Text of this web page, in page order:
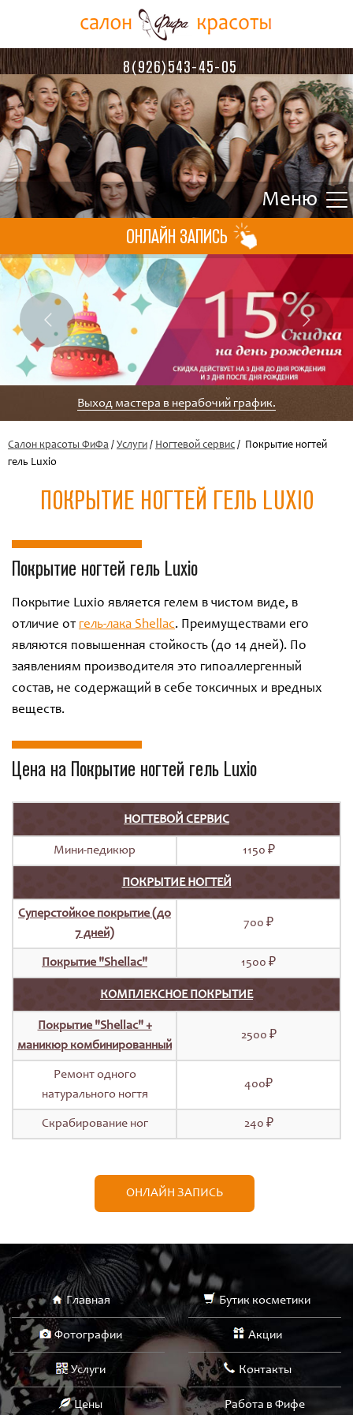
8(926)543-45-05
ОНЛАЙН ЗАПИСЬ
Выход мастера в нерабочий график.
Салон красоты ФиФа / Услуги / Ногтевой сервис / Покрытие ногтей
гель Luxio
ПОКРЫТИЕ НОГТЕЙ ГЕЛЬ LUXIO
Покрытие ногтей гель Luxio
Покрытие Luxio является гелем в чистом виде, в
отличие от гель-лака Shellac. Преимуществами его
являются повышенная стойкость (до 14 дней). По
заявлениям производителя это гипоаллергенный
состав, не содержащий в себе токсичных и вредных
веществ.
Цена на Покрытие ногтей гель Luxio
НОГТЕВОЙ СЕРВИС
Мини-педикюр 1150 ₽
ПОКРЫТИЕ НОГТЕЙ
Суперстойкое покрытие (до
7 дней)
700 ₽
Покрытие "Shellac" 1500 ₽
КОМПЛЕКСНОЕ ПОКРЫТИЕ
Покрытие "Shellac" +
маникюр комбинированный
2500 ₽
Ремонт одного
натурального ногтя
400₽
Скрабирование ног 240 ₽
ОНЛАЙН ЗАПИСЬ
Главная
Фотографии
Услуги
Цены
Бутик косметики
Акции
Контакты
Работа в Фифе